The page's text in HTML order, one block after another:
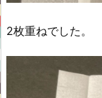
2枚重ねでした。